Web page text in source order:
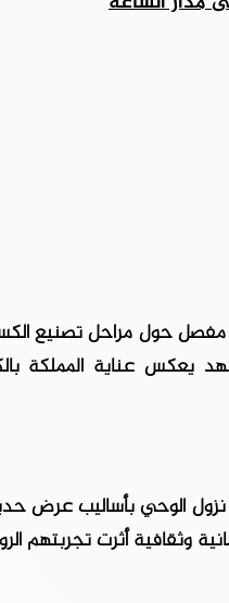
حول مراحل تصنيع
يعكس عناية المملكة
نزول الوحي بأساليب عرض
وثقافية أثرت تجربتهم